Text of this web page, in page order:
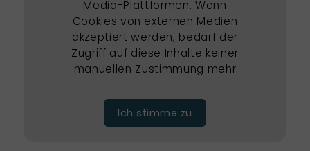
Media-Plattformen. Wenn
Cookies von externen Medien
akzeptiert werden, bedarf der
Zugriff auf diese Inhalte keiner
manuellen Zustimmung mehr
Ich stimme zu